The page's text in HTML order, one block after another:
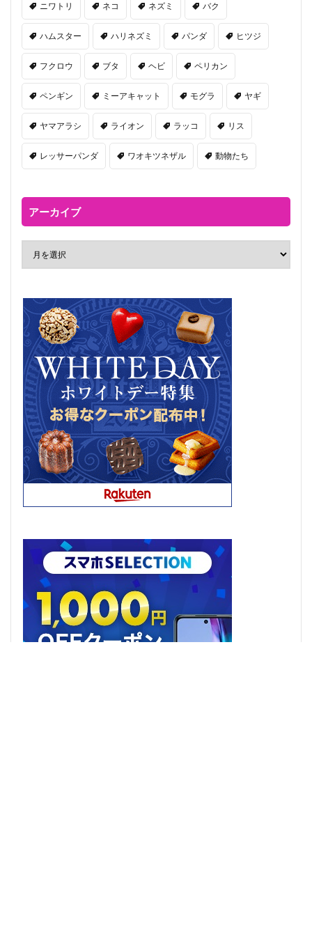
ニワトリ ネコ ネズミ バク
ハムスター ハリネズミ パンダ ヒツジ
フクロウ ブタ ヘビ ペリカン
ペンギン ミーアキャット モグラ ヤギ
ヤマアラシ ライオン ラッコ リス
レッサーパンダ ワオキツネザル 動物たち
アーカイブ